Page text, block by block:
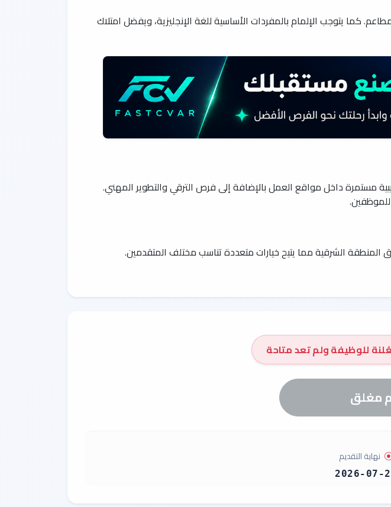
كما يتوجب الإلمام بالمفردات الأساسية للغة الإنجليزية، ويفضل امتلاك
مستمرة داخل مواقع العمل بالإضافة إلى فرص الترقي والتطوير المهني.
الشرقية مما يتيح خيارات متعددة تناسب مختلف المتقدمين.
للوظيفة ولم تعد متاحة
مغلق
نهاية التقديم
2026-07-